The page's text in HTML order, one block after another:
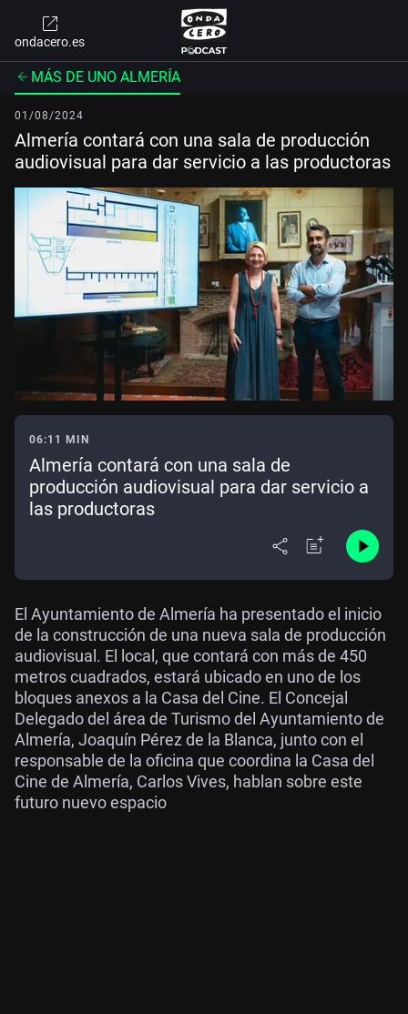
ondacero.es
MÁS DE UNO ALMERÍA
01/08/2024
Almería contará con una sala de producción
audiovisual para dar servicio a las productoras
06:11 MIN
Almería contará con una sala de
producción audiovisual para dar servicio a
las productoras
El Ayuntamiento de Almería ha presentado el inicio
de la construcción de una nueva sala de producción
audiovisual. El local, que contará con más de 450
metros cuadrados, estará ubicado en uno de los
bloques anexos a la Casa del Cine. El Concejal
Delegado del área de Turismo del Ayuntamiento de
Almería, Joaquín Pérez de la Blanca, junto con el
responsable de la oficina que coordina la Casa del
Cine de Almería, Carlos Vives, hablan sobre este
futuro nuevo espacio